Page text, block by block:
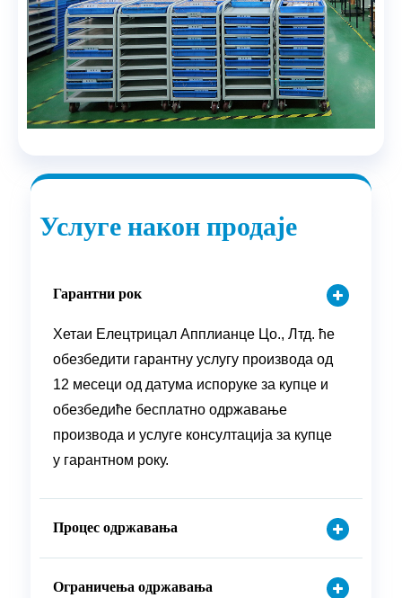
Услуге након продаје
Гарантни рок
Хетаи Елецтрицал Апплианце Цо., Лтд. ће
обезбедити гарантну услугу производа од
12 месеци од датума испоруке за купце и
обезбедиће бесплатно одржавање
производа и услуге консултација за купце
у гарантном року.
Процес одржавања
Ограничења одржавања